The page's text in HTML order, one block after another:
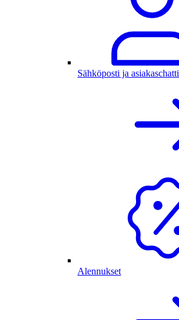
Sähköposti ja asiakaschatti
Alennukset